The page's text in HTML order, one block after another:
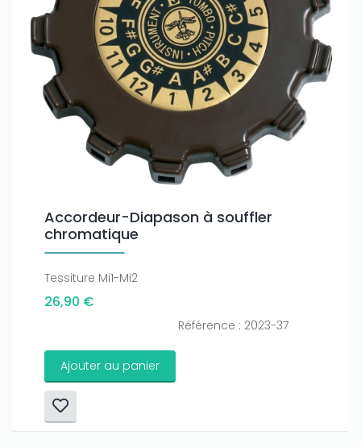
Accordeur-Diapason à souffler
chromatique
Tessiture Mi1-Mi2
26,90 €
Référence : 2023-37
Ajouter au panier